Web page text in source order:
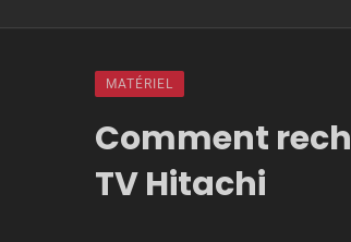
MATÉRIEL
Comment
TV Hitachi